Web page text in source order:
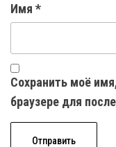
Имя *
Сохранить моё
браузере для